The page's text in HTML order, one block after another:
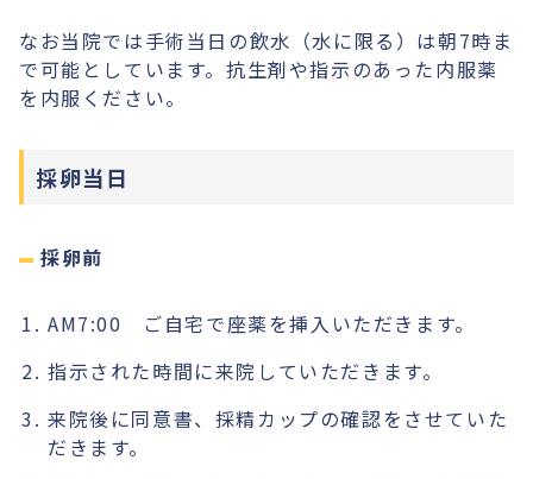
なお当院では手術当日の飲水（水に限る）は朝7時ま
で可能としています。抗生剤や指示のあった内服薬
を内服ください。
採卵当日
採卵前
AM7:00 ご自宅で座薬を挿入いただきます。
指示された時間に来院していただきます。
来院後に同意書、採精カップの確認をさせていた
だきます。